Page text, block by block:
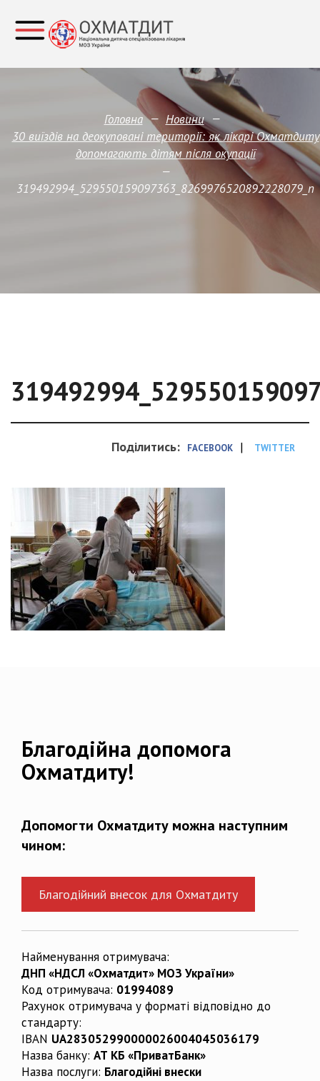
Головна — Новини —
30 виїздів на деокуповані території: як лікарі Охматдиту
допомагають дітям після окупації
—
319492994_529550159097363_8269976520892228079_n
Поділитись: FACEBOOK | TWITTER
Благодійна допомога
Охматдиту!
Допомогти Охматдиту можна наступним
чином:
Благодійний внесок для Охматдиту
Найменування отримувача:
ДНП «НДСЛ «Охматдит» МОЗ України»
Код отримувача: 01994089
Рахунок отримувача у форматі відповідно до
стандарту:
IBAN UA283052990000026004045036179
Назва банку: АТ КБ «ПриватБанк»
Назва послуги: Благодійні внески